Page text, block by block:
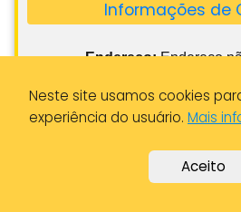
Endereço:Endereço
Cidade:Porto
Distrito:
Telefone: 913
Neste site usamos cookies
experiência do usuário. Mais
Aceito